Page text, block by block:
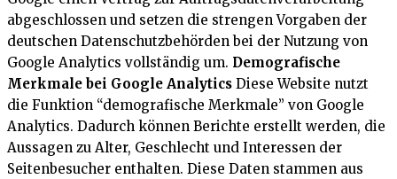
abgeschlossen und setzen die strengen Vorgaben der
deutschen Datenschutzbehörden bei der Nutzung von
Google Analytics vollständig um. Demografische
Merkmale bei Google Analytics Diese Website nutzt
die Funktion “demografische Merkmale” von Google
Analytics. Dadurch können Berichte erstellt werden, die
Aussagen zu Alter, Geschlecht und Interessen der
Seitenbesucher enthalten. Diese Daten stammen aus